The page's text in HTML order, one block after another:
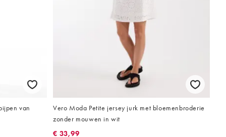
van
Vero Moda Petite jersey jurk met bloemenbroderie
zonder mouwen in wit
€ 33,99